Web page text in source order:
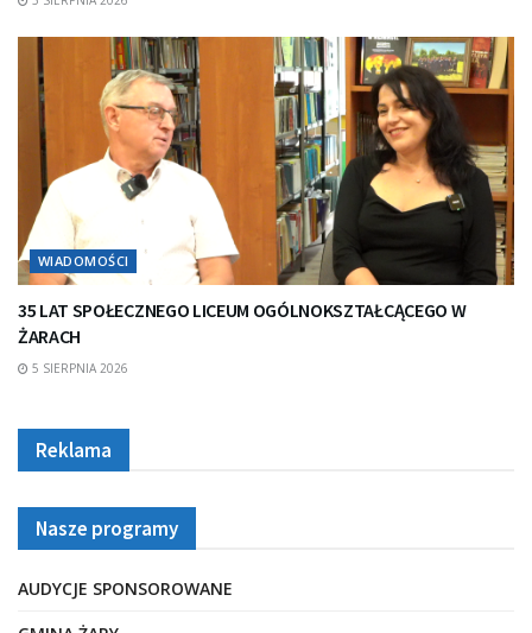
WIADOMOŚCI
35 LAT SPOŁECZNEGO LICEUM OGÓLNOKSZTAŁCĄCEGO W
ŻARACH
5 SIERPNIA 2026
Reklama
Nasze programy
AUDYCJE SPONSOROWANE